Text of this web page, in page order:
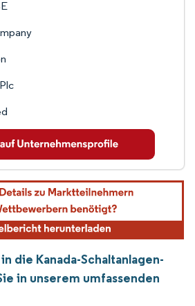
die Kanada-Schaltanlagen-
in unserem umfassenden